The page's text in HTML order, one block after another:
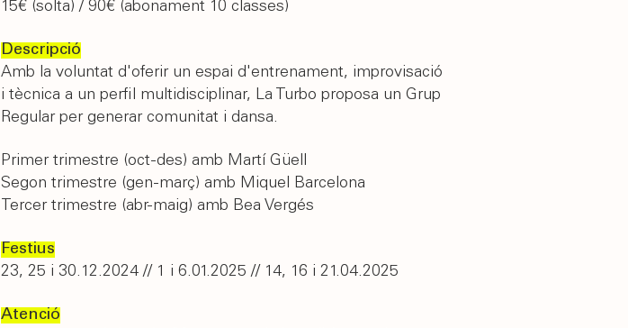
15€ (solta) / 90€ (abonament 10 classes)
Descripció
Amb la voluntat d'oferir un espai d'entrenament, improvisació
i tècnica a un perfil multidisciplinar, La Turbo proposa un Grup
Regular per generar comunitat i dansa.​
Primer trimestre (oct-des) amb Martí Güell
Segon trimestre (gen-març) amb Miquel Barcelona
Tercer trimestre (abr-maig) amb Bea Vergés
Festius
23, 25 i 30.12.2024 // 1 i 6.01.2025 // 14, 16 i 21.04.2025
Atenció